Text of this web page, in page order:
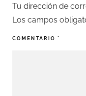
Tu dirección de
Los campos
COMENTARIO *